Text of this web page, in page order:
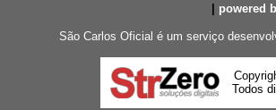
powered
São Carlos Oficial é um serviço
Todos